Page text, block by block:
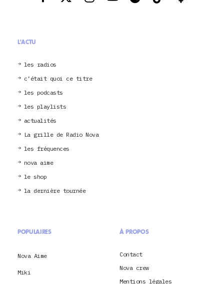
L'ACTU
les radios
c’était quoi ce titre
les podcasts
les playlists
actualités
La grille de Radio Nova
les fréquences
nova aime
le shop
la dernière tournée
POPULAIRES
Nova Aime
Miki
À PROPOS
Contact
Nova crew
Mentions légales